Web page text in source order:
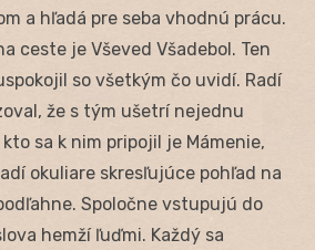
a hľadá pre seba vhodnú prácu.
ceste je Vševed Všadebol. Ten
so všetkým čo uvidí. Radí
že s tým ušetrí nejednu
sa k nim pripojil je Mámenie,
okuliare skresľujúce pohľad na
Spoločne vstupujú do
hemží ľuďmi. Každý sa